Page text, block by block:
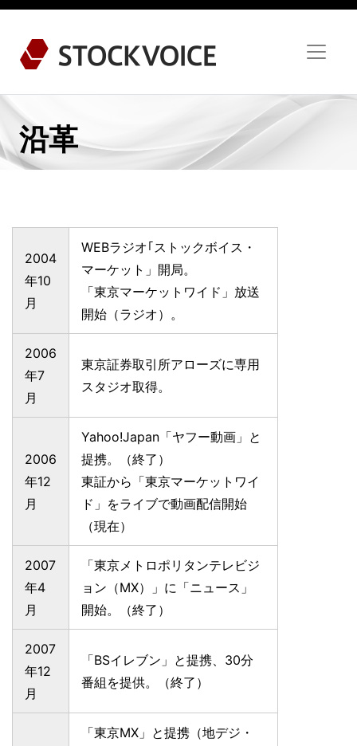
沿革
2004
年10
月
WEBラジオ｢ストックボイス・
マーケット」開局。
「東京マーケットワイド」放送
開始（ラジオ）。
2006
年7
月
東京証券取引所アローズに専用
スタジオ取得。
2006
年12
月
Yahoo!Japan「ヤフー動画」と
提携。（終了）
東証から「東京マーケットワイ
ド」をライブで動画配信開始
（現在）
2007
年4
月
「東京メトロポリタンテレビジ
ョン（MX）」に「ニュース」
開始。（終了）
2007
年12
月
「BSイレブン」と提携、30分
番組を提供。（終了）
「東京MX」と提携（地デジ・